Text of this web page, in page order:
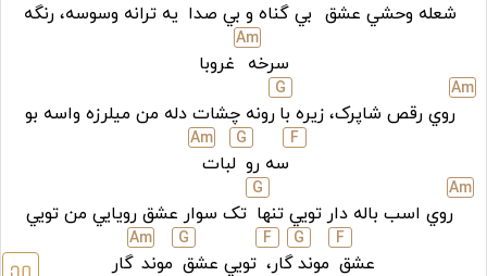
شعله وحشي عشق بي گناه و بي صدا يه ترانه وسوسه، رنگه
سرخه
Am
غروبا
Am
روي رقص شاپرک، زيره با
G
رونه چشات دله من ميلرزه واسه بو
F
سه رو
G
لبات
Am
Am
روي اسب باله دار تويي تنها
G
تک سوار عشق رويايي من تويي
عشق
F
موند
G
گار،
F
تويي عشق
G
موند
Am
گار